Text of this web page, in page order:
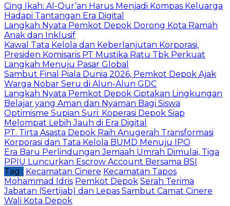
Cing Ikah: Al-Qur’an Harus Menjadi Kompas Keluarga
Hadapi Tantangan Era Digital
Langkah Nyata Pemkot Depok Dorong Kota Ramah
Anak dan Inklusif
Kawal Tata Kelola dan Keberlanjutan Korporasi,
Presiden Komisaris PT Mustika Ratu Tbk Perkuat
Langkah Menuju Pasar Global
Sambut Final Piala Dunia 2026, Pemkot Depok Ajak
Warga Nobar Seru di Alun-Alun GDC
Langkah Nyata Pemkot Depok Ciptakan Lingkungan
Belajar yang Aman dan Nyaman Bagi Siswa
Optimisme Supian Suri: Koperasi Depok Siap
Melompat Lebih Jauh di Era Digital
PT. Tirta Asasta Depok Raih Anugerah Transformasi
Korporasi dan Tata Kelola BUMD Menuju IPO
Era Baru Perlindungan Jemaah Umrah Dimulai, Tiga
PPIU Luncurkan Escrow Account Bersama BSI
Tag : Kecamatan Cinere Kecamatan Tapos
Mohammad Idris Pemkot Depok Serah Terima
Jabatan (Sertijab) dan Lepas Sambut Camat Cinere
Wali Kota Depok